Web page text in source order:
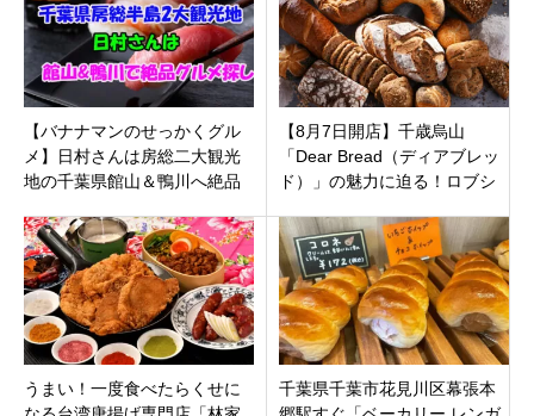
【バナナマンのせっかくグル
メ】日村さんは房総二大観光
地の千葉県館山＆鴨川へ絶品
オムライス
【8月7日開店】千歳烏山
「Dear Bread（ディアブレッ
ド）」の魅力に迫る！ロブシ
フランスパン
うまい！一度食べたらくせに
千葉県千葉市花見川区幕張本